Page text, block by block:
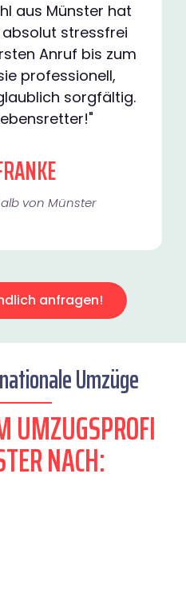
aus Münster hat
stressfrei
Anruf bis zum
professionell,
sorgfältig.
von Münster​
anfragen!
Umzüge
UMZUGSPROFI
NACH: